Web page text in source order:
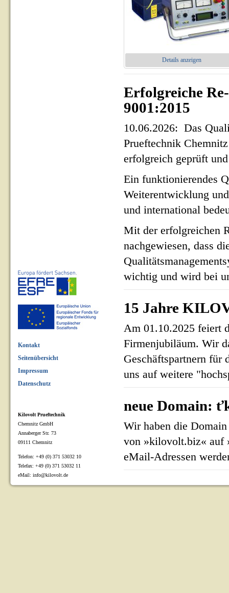
Details anzeigen
Erfolgreiche
9001:2015
10.06.2026: Das
Prueftechnik
erfolgreich geprüft
Ein funktionierendes
Weiterentwicklung
und international
Mit der erfolgreichen
nachgewiesen, dass
wichtig und wird bei
15 Jahre
Am 01.10.2025 feiert
Firmenjubiläum. Wir
Geschäftspartnern für
uns auf weitere
neue Domain:
Wir haben die
von »kilovolt.biz« auf
eMail-Adressen
Kontakt
Seitenübersicht
Impressum
Datenschutz
Kilovolt Prueftechnik
Chemnitz GmbH
Annaberger Str. 73
09111 Chemnitz
Telefon: +49 (0) 371 53032 10
Telefax: +49 (0) 371 53032 11
eMail: info@kilovolt.de